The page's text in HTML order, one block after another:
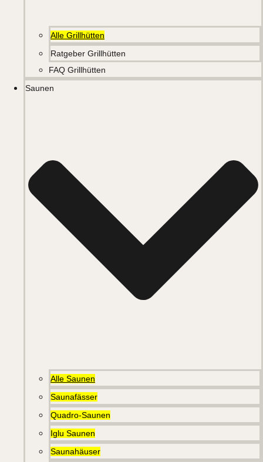
Alle Grillhütten
Ratgeber Grillhütten
FAQ Grillhütten
Saunen
Alle Saunen
Saunafässer
Quadro-Saunen
Iglu Saunen
Saunahäuser